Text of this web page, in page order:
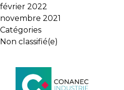
février 2022
novembre 2021
Catégories
Non classifié(e)